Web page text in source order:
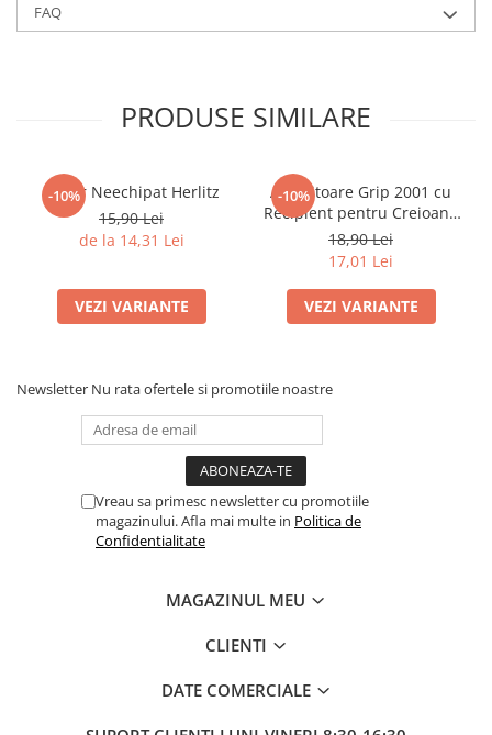
Penare cu trei compartimente
Pictură și desen
Acuarele
Creioane grafit și cărbune
Culori acrilice
Tăiere și lipire
FAQ
PRODUSE SIMILARE
-10%
Penar Neechipat Herlitz
15,90 Lei
de la 14,31 Lei
VEZI VARIANTE
-10%
Ascuțitoare Grip 2001 cu
Recipient pentru Creioane
Standard și Jumbo Faber-
Castell
18,90 Lei
17,01 Lei
VEZI VARIANTE
Newsletter Nu rata ofertele si promotiile noastre
Vreau sa primesc newsletter cu promotiile
magazinului. Afla mai multe in Politica de
Confidentialitate
MAGAZINUL MEU
CLIENTI
DATE COMERCIALE